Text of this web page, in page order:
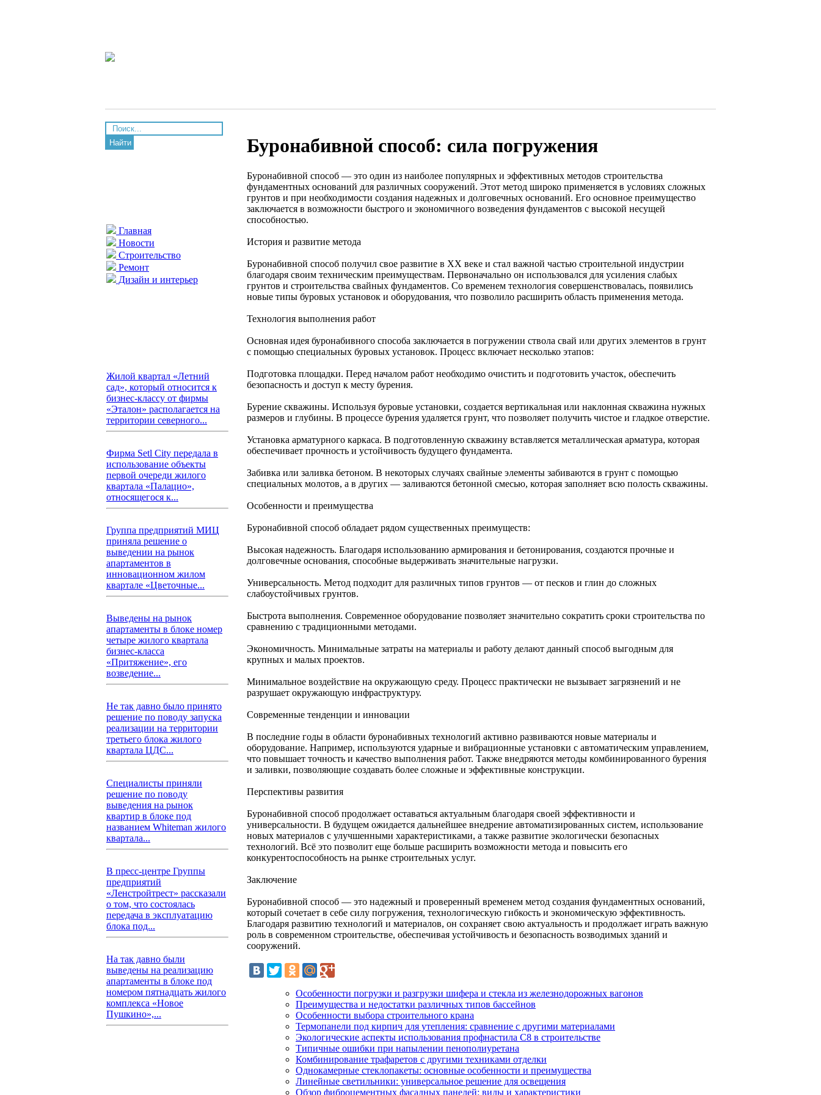
Найти
Главная
Новости
Строительство
Ремонт
Дизайн и интерьер
Жилой квартал «Летний
сад», который относится к
бизнес-классу от фирмы
«Эталон» располагается на
территории северного...
Фирма Setl City передала в
использование объекты
первой очереди жилого
квартала «Палацио»,
относящегося к...
Группа предприятий МИЦ
приняла решение о
выведении на рынок
апартаментов в
инновационном жилом
квартале «Цветочные...
Выведены на рынок
апартаменты в блоке номер
четыре жилого квартала
бизнес-класса
«Притяжение», его
возведение...
Не так давно было принято
решение по поводу запуска
реализации на территории
третьего блока жилого
квартала ЦДС...
Специалисты приняли
решение по поводу
выведения на рынок
квартир в блоке под
названием Whiteman жилого
квартала...
В пресс-центре Группы
предприятий
«Ленстройтрест» рассказали
о том, что состоялась
передача в эксплуатацию
блока под...
На так давно были
выведены на реализацию
апартаменты в блоке под
номером пятнадцать жилого
комплекса «Новое
Пушкино»,...
Буронабивной способ: сила погружения
Буронабивной способ — это один из наиболее популярных и эффективных методов строительства
фундаментных оснований для различных сооружений. Этот метод широко применяется в условиях сложных
грунтов и при необходимости создания надежных и долговечных оснований. Его основное преимущество
заключается в возможности быстрого и экономичного возведения фундаментов с высокой несущей
способностью.
История и развитие метода
Буронабивной способ получил свое развитие в XX веке и стал важной частью строительной индустрии
благодаря своим техническим преимуществам. Первоначально он использовался для усиления слабых
грунтов и строительства свайных фундаментов. Со временем технология совершенствовалась, появились
новые типы буровых установок и оборудования, что позволило расширить область применения метода.
Технология выполнения работ
Основная идея буронабивного способа заключается в погружении ствола свай или других элементов в грунт
с помощью специальных буровых установок. Процесс включает несколько этапов:
Подготовка площадки. Перед началом работ необходимо очистить и подготовить участок, обеспечить
безопасность и доступ к месту бурения.
Бурение скважины. Используя буровые установки, создается вертикальная или наклонная скважина нужных
размеров и глубины. В процессе бурения удаляется грунт, что позволяет получить чистое и гладкое отверстие.
Установка арматурного каркаса. В подготовленную скважину вставляется металлическая арматура, которая
обеспечивает прочность и устойчивость будущего фундамента.
Забивка или заливка бетоном. В некоторых случаях свайные элементы забиваются в грунт с помощью
специальных молотов, а в других — заливаются бетонной смесью, которая заполняет всю полость скважины.
Особенности и преимущества
Буронабивной способ обладает рядом существенных преимуществ:
Высокая надежность. Благодаря использованию армирования и бетонирования, создаются прочные и
долговечные основания, способные выдерживать значительные нагрузки.
Универсальность. Метод подходит для различных типов грунтов — от песков и глин до сложных
слабоустойчивых грунтов.
Быстрота выполнения. Современное оборудование позволяет значительно сократить сроки строительства по
сравнению с традиционными методами.
Экономичность. Минимальные затраты на материалы и работу делают данный способ выгодным для
крупных и малых проектов.
Минимальное воздействие на окружающую среду. Процесс практически не вызывает загрязнений и не
разрушает окружающую инфраструктуру.
Современные тенденции и инновации
В последние годы в области буронабивных технологий активно развиваются новые материалы и
оборудование. Например, используются ударные и вибрационные установки с автоматическим управлением,
что повышает точность и качество выполнения работ. Также внедряются методы комбинированного бурения
и заливки, позволяющие создавать более сложные и эффективные конструкции.
Перспективы развития
Буронабивной способ продолжает оставаться актуальным благодаря своей эффективности и
универсальности. В будущем ожидается дальнейшее внедрение автоматизированных систем, использование
новых материалов с улучшенными характеристиками, а также развитие экологически безопасных
технологий. Всё это позволит еще больше расширить возможности метода и повысить его
конкурентоспособность на рынке строительных услуг.
Заключение
Буронабивной способ — это надежный и проверенный временем метод создания фундаментных оснований,
который сочетает в себе силу погружения, технологическую гибкость и экономическую эффективность.
Благодаря развитию технологий и материалов, он сохраняет свою актуальность и продолжает играть важную
роль в современном строительстве, обеспечивая устойчивость и безопасность возводимых зданий и
сооружений.
Особенности погрузки и разгрузки шифера и стекла из железнодорожных вагонов
Преимущества и недостатки различных типов бассейнов
Особенности выбора строительного крана
Термопанели под кирпич для утепления: сравнение с другими материалами
Экологические аспекты использования профнастила С8 в строительстве
Типичные ошибки при напылении пенополиуретана
Комбинирование трафаретов с другими техниками отделки
Однокамерные стеклопакеты: основные особенности и преимущества
Линейные светильники: универсальное решение для освещения
Обзор фиброцементных фасадных панелей: виды и характеристики